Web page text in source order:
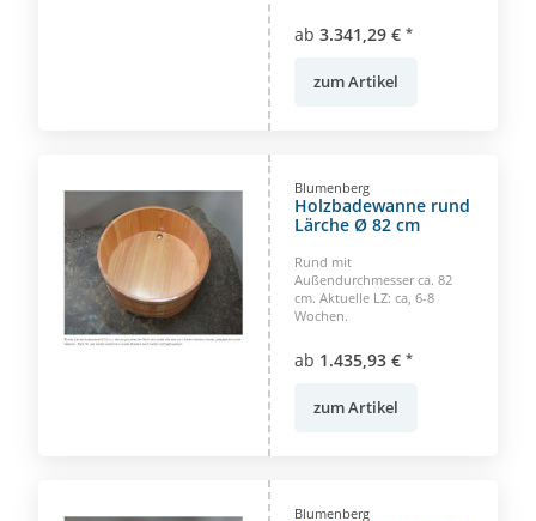
ab 3.341,29 € *
zum Artikel
Blumenberg
Holzbadewanne rund
Lärche Ø 82 cm
Rund mit
Außendurchmesser ca. 82
cm. Aktuelle LZ: ca, 6-8
Wochen.
ab 1.435,93 € *
zum Artikel
Blumenberg